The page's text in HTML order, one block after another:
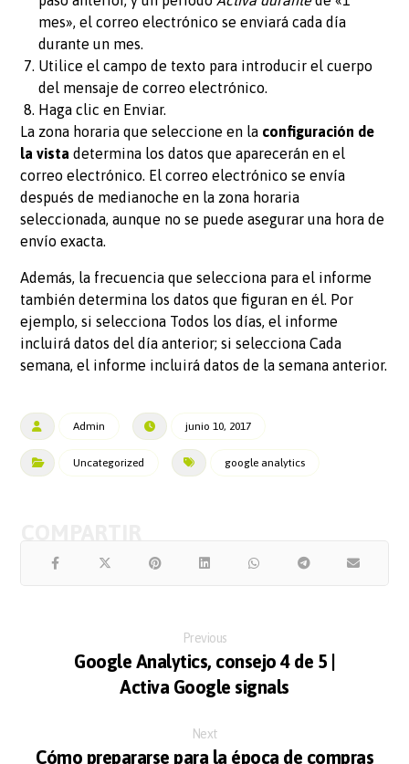
mes», el correo electrónico se enviará cada día
durante un mes.
Utilice el campo de texto para introducir el cuerpo
del mensaje de correo electrónico.
Haga clic en Enviar.
La zona horaria que seleccione en la configuración de
la vista determina los datos que aparecerán en el
correo electrónico. El correo electrónico se envía
después de medianoche en la zona horaria
seleccionada, aunque no se puede asegurar una hora de
envío exacta.
Además, la frecuencia que selecciona para el informe
también determina los datos que figuran en él. Por
ejemplo, si selecciona Todos los días, el informe
incluirá datos del día anterior; si selecciona Cada
semana, el informe incluirá datos de la semana anterior.
Admin junio 10, 2017
Uncategorized google analytics
Previous
Google Analytics, consejo 4 de 5 |
Activa Google signals
Next
Cómo prepararse para la época de compras